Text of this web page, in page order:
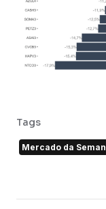
Tags
Mercado da